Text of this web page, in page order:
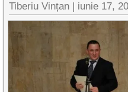
Tiberiu Vințan | iunie 17,